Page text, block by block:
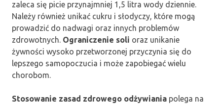
zaleca się picie przynajmniej 1,5 litra wody dziennie.
Należy również unikać cukru i słodyczy, które mogą
prowadzić do nadwagi oraz innych problemów
zdrowotnych. Ograniczenie soli oraz unikanie
żywności wysoko przetworzonej przyczynia się do
lepszego samopoczucia i może zapobiegać wielu
chorobom.
Stosowanie zasad zdrowego odżywiania polega na